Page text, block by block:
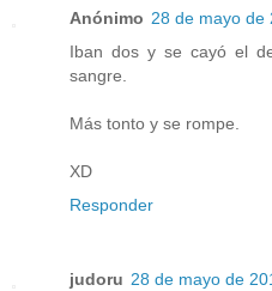
Anónimo 28 de mayo de
Iban dos y se cayó el
sangre.
Más tonto y se rompe.
XD
Responder
judoru 28 de mayo de